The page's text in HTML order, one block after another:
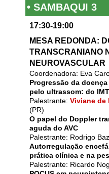
• SAMBAQUI 3
17:30-19:00
MESA REDONDA:
TRANSCRANIANO
NEUROVASCULAR
Coordenadora: Eva
Progressão da
pelo ultrassom: do
Palestrante: Viviane de
(PR)
O papel do Doppler
aguda do AVC
Palestrante: Rodrigo
Autorregulação
prática clínica e na
Palestrante: Ricardo